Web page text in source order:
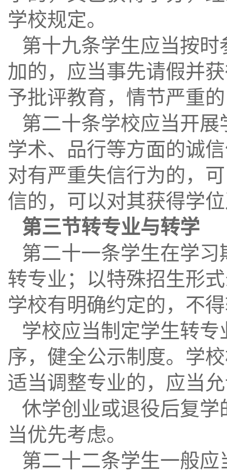
学校规定。
第十九条学生应当按
加的，应当事先请假并
予批评教育，情节严重
第二十条学校应当开
学术、品行等方面的诚
对有严重失信行为的，
信的，可以对其获得学
第三节转专业与转学
第二十一条学生在学
转专业；以特殊招生形
学校有明确约定的，不
学校应当制定学生转
序，健全公示制度。学
适当调整专业的，应当
休学创业或退役后复
当优先考虑。
第二十二条学生一般